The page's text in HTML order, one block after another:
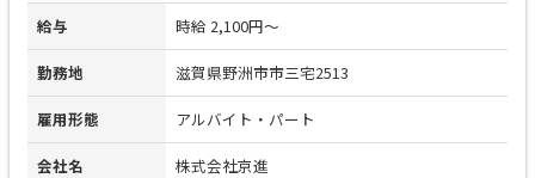
給与 時給 2,100円～
勤務地 滋賀県野洲市市三宅2513
雇用形態 アルバイト・パート
会社名 株式会社京進